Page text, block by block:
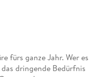
fürs ganze Jahr. Wer es
dringende Bedürfnis